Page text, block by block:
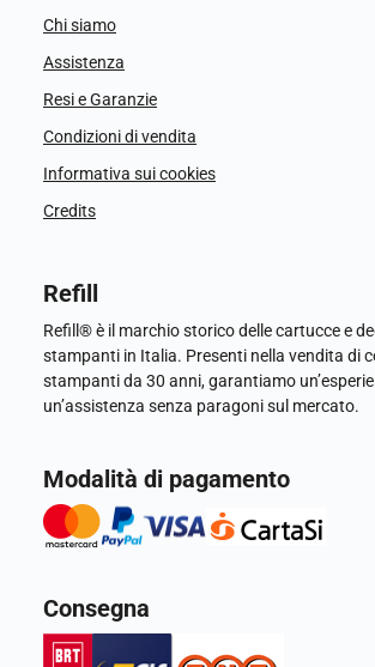
Chi siamo
Assistenza
Resi e Garanzie
Condizioni di vendita
Informativa sui cookies
Credits
Refill
Refill® è il marchio storico delle cartucce e
stampanti in Italia. Presenti nella vendita di
stampanti da 30 anni, garantiamo
un’assistenza senza paragoni sul mercato.
Modalità di pagamento
Consegna